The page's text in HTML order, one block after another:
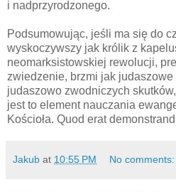
i nadprzyrodzonego.
Podsumowując, jeśli ma się do
wyskoczywszy jak królik z
neomarksistowskiej rewolucji,
zwiedzenie, brzmi jak
judaszowo zwodniczych
jest to element nauczania
Kościoła. Quod erat
Jakub at 10:55 PM No comments: